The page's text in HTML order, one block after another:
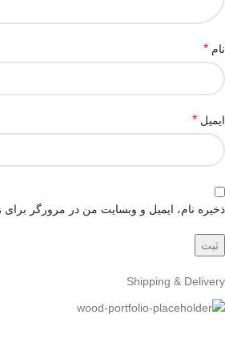
نام *
ایمیل *
ذخیره نام، ایمیل و وبسایت من در مرورگر برای
Shipping & Delivery